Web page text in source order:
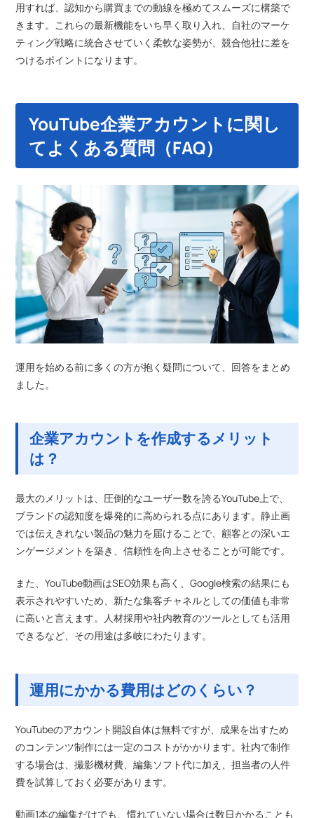
用すれば、認知から購買までの動線を極めてスムーズに構築で
きます。これらの最新機能をいち早く取り入れ、自社のマーケ
ティング戦略に統合させていく柔軟な姿勢が、競合他社に差を
つけるポイントになります。
YouTube企業アカウントに関し
てよくある質問（FAQ）
運用を始める前に多くの方が抱く疑問について、回答をまとめ
ました。
企業アカウントを作成するメリット
は？
最大のメリットは、圧倒的なユーザー数を誇るYouTube上で、
ブランドの認知度を爆発的に高められる点にあります。静止画
では伝えきれない製品の魅力を届けることで、顧客との深いエ
ンゲージメントを築き、信頼性を向上させることが可能です。
また、YouTube動画はSEO効果も高く、Google検索の結果にも
表示されやすいため、新たな集客チャネルとしての価値も非常
に高いと言えます。人材採用や社内教育のツールとしても活用
できるなど、その用途は多岐にわたります。
運用にかかる費用はどのくらい？
YouTubeのアカウント開設自体は無料ですが、成果を出すため
のコンテンツ制作には一定のコストがかかります。社内で制作
する場合は、撮影機材費、編集ソフト代に加え、担当者の人件
費を試算しておく必要があります。
動画1本の編集だけでも、慣れていない場合は数日かかることも